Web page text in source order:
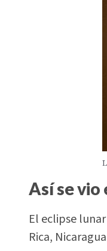
Así se
El eclipse
Rica,